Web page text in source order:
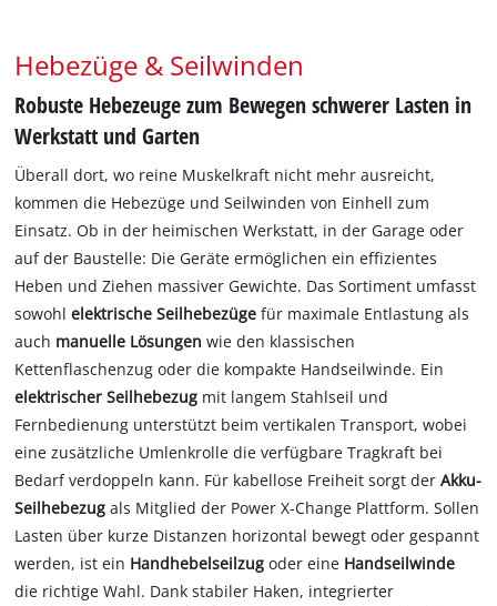
Hebezüge & Seilwinden
Robuste Hebezeuge zum Bewegen schwerer Lasten in
Werkstatt und Garten
Überall dort, wo reine Muskelkraft nicht mehr ausreicht,
kommen die Hebezüge und Seilwinden von Einhell zum
Einsatz. Ob in der heimischen Werkstatt, in der Garage oder
auf der Baustelle: Die Geräte ermöglichen ein effizientes
Heben und Ziehen massiver Gewichte. Das Sortiment umfasst
sowohlelektrische Seilhebezüge für maximale Entlastung als
auch manuelle Lösungen wie den klassischen
Kettenflaschenzug oder die kompakte Handseilwinde. Ein
elektrischer Seilhebezug mit langem Stahlseil und
Fernbedienung unterstützt beim vertikalen Transport, wobei
eine zusätzliche Umlenkrolle die verfügbare Tragkraft bei
Bedarf verdoppeln kann. Für kabellose Freiheit sorgt derAkku-
Seilhebezug als Mitglied der Power X-Change Plattform. Sollen
Lasten über kurze Distanzen horizontal bewegt oder gespannt
werden, ist ein Handhebelseilzug oder eine Handseilwinde
die richtige Wahl. Dank stabiler Haken, integrierter